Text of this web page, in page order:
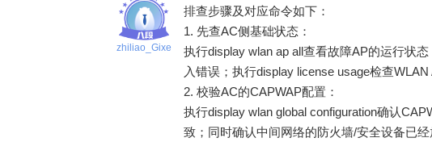
zhiliao_Gixe
排查步骤及对应命令如下：
1. 先查AC侧基础状态：
执行display wlan ap all查看故障AP的运行状
入错误；执行display license usage检查
2. 校验AC的CAPWAP配置：
执行display wlan global configuration确认
致；同时确认中间网络的防火墙/安全设备已